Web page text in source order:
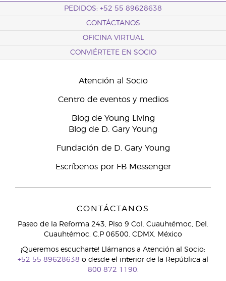
PEDIDOS: +52 55 89628638
CONTÁCTANOS
OFICINA VIRTUAL
CONVIÉRTETE EN SOCIO
Atención al Socio
Centro de eventos y medios
Blog de Young Living
Blog de D. Gary Young
Fundación de D. Gary Young
Escríbenos por FB Messenger
CONTÁCTANOS
Paseo de la Reforma 243, Piso 9 Col. Cuauhtémoc, Del.
Cuauhtémoc. C.P 06500. CDMX. México
¡Queremos escucharte! Llámanos a Atención al Socio:
+52 55 89628638 o desde el interior de la República al
800 872 1190.